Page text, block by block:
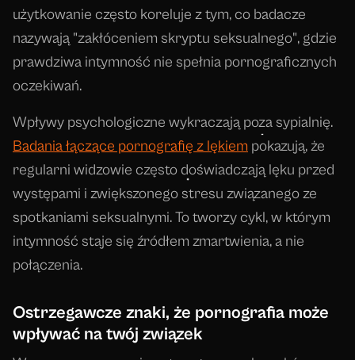
użytkowanie często koreluje z tym, co badacze
nazywają "zakłóceniem skryptu seksualnego", gdzie
prawdziwa intymność nie spełnia pornograficznych
oczekiwań.
Wpływy psychologiczne wykraczają poza sypialnię.
Badania łączące pornografię z lękiem pokazują, że
regularni widzowie często doświadczają lęku przed
występami i zwiększonego stresu związanego ze
spotkaniami seksualnymi. To tworzy cykl, w którym
intymność staje się źródłem zmartwienia, a nie
połączenia.
Ostrzegawcze znaki, że pornografia może
wpływać na twój związek